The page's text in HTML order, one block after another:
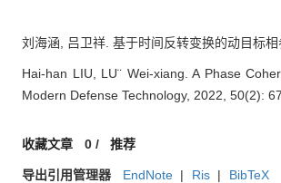
刘海涵, 吕卫祥. 基于时间反转变换的动目标
Hai-han LIU, LU¨ Wei-xiang. A Phase
Modern Defense Technology, 2022, 50(2):
收藏文章 0/ 推荐
导出引用管理器 EndNote | Ris | BibTeX